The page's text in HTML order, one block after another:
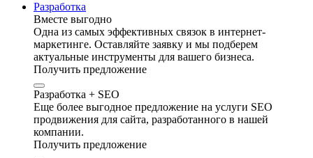
Разработка
Вместе выгодно
Одна из самых эффективных связок в интернет-
маркетинге. Оставляйте заявку и мы подберем
актуальные инструменты для вашего бизнеса.
Получить предложение
Разработка + SEO
Еще более выгодное предложение на услуги SEO
продвижения для сайта, разработанного в нашей
компании.
Получить предложение